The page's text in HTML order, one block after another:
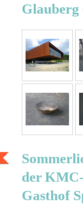
Glauberg
der
Gasthof